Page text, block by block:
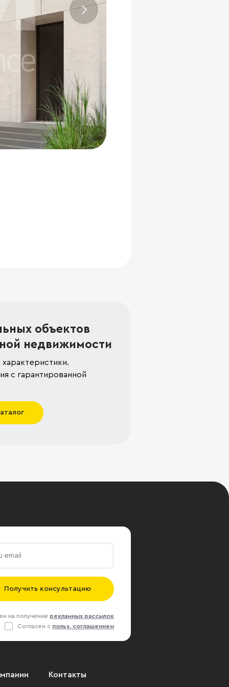
объектов
недвижимости
с гарантированной
Получить консультацию
на получение рекламных рассылок
Согласен с польз. соглашением
Контакты